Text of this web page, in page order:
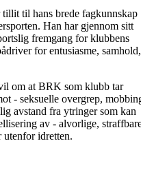
til hans brede fagkunnskap
Han har gjennom sitt
fremgang for klubbens
for entusiasme, samhold,
om at BRK som klubb tar
- seksuelle overgrep,
avstand fra ytringer som kan
av - alvorlige,
utenfor idretten.